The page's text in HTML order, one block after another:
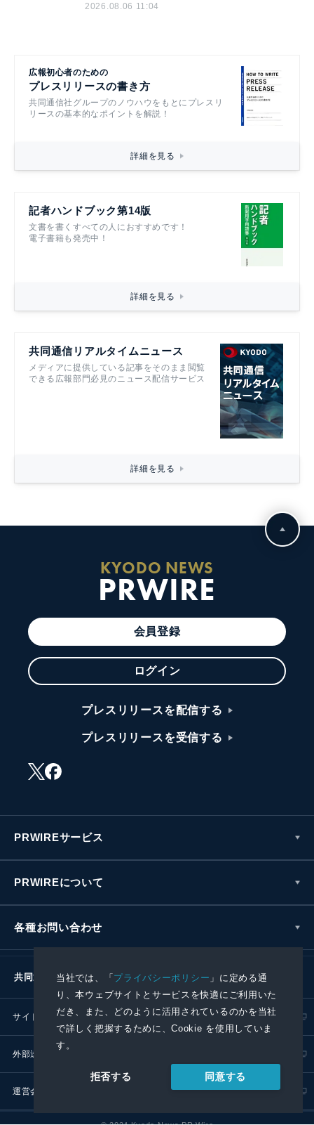
当社では、「プライバシーポリシー 」に定める通
り、本ウェブサイトとサービスを快適にご利用いた
だき、また、どのように活用されているのかを当社
で詳しく把握するために、Cookie を使用していま
す。
拒否する 同意する
2026.08.06 11:04
広報初心者のための
プレスリリースの書き方
共同通信社グループのノウハウをもとにプレスリ
リースの基本的なポイントを解説！
詳細を見る
記者ハンドブック第14版
文書を書くすべての人におすすめです！
電子書籍も発売中！
詳細を見る
共同通信リアルタイムニュース
メディアに提供している記事をそのまま閲覧
できる広報部門必見のニュース配信サービス
詳細を見る
KYODO NEWS
PRWIRE
会員登録
ログイン
プレスリリースを配信する
プレスリリースを受信する
PRWIREサービス
PRWIREについて
各種お問い合わせ
共同通信社グループ
サイトポリシー プライバシーポリシー
外部送信ポリシー
運営会社 RSS